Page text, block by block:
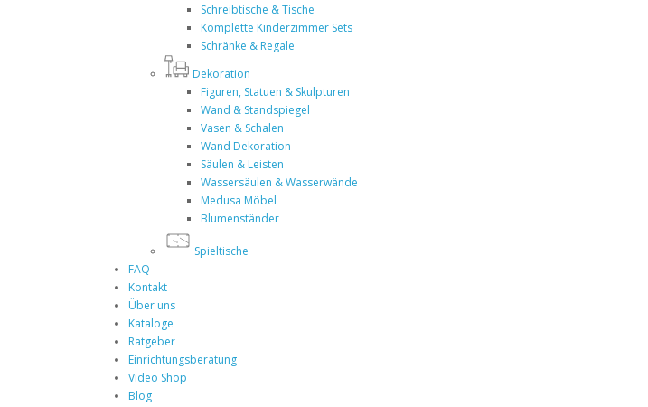
Schreibtische & Tische
Komplette Kinderzimmer Sets
Schränke & Regale
Dekoration
Figuren, Statuen & Skulpturen
Wand & Standspiegel
Vasen & Schalen
Wand Dekoration
Säulen & Leisten
Wassersäulen & Wasserwände
Medusa Möbel
Blumenständer
Spieltische
FAQ
Kontakt
Über uns
Kataloge
Ratgeber
Einrichtungsberatung
Video Shop
Blog